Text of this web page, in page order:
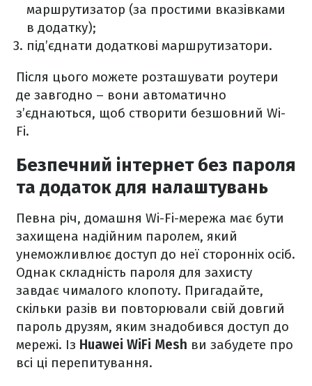
маршрутизатор (за простими вказівками
в додатку);
під’єднати додаткові маршрутизатори.
Після цього можете розташувати роутери
де завгодно – вони автоматично
з’єднаються, щоб створити безшовний Wi-
Fi.
Безпечний інтернет без пароля
та додаток для налаштувань
Певна річ, домашня Wi-Fi-мережа має бути
захищена надійним паролем, який
унеможливлює доступ до неї сторонніх осіб.
Однак складність пароля для захисту
завдає чималого клопоту. Пригадайте,
скільки разів ви повторювали свій довгий
пароль друзям, яким знадобився доступ до
мережі. Із Huawei WiFi Mesh ви забудете про
всі ці перепитування.